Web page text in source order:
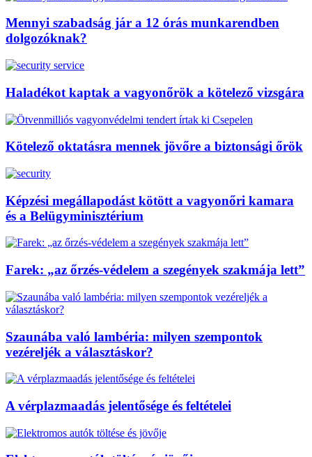
Mennyi szabadság jár a 12 órás munkarendben
dolgozóknak?
Haladékot kaptak a vagyonőrök a kötelező vizsgára
Kötelező oktatásra mennek jövőre a biztonsági őrök
Képzési megállapodást kötött a vagyonőri kamara
és a Belügyminisztérium
Farek: „az őrzés-védelem a szegények szakmája lett”
Szaunába való lambéria: milyen szempontok
vezéreljék a választáskor?
A vérplazmaadás jelentősége és feltételei